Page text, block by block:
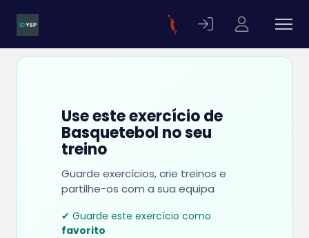
Use este exercício de
Basquetebol no seu
treino
Guarde exercícios, crie treinos e
partilhe-os com a sua equipa
✔ Guarde este exercício como
favorito